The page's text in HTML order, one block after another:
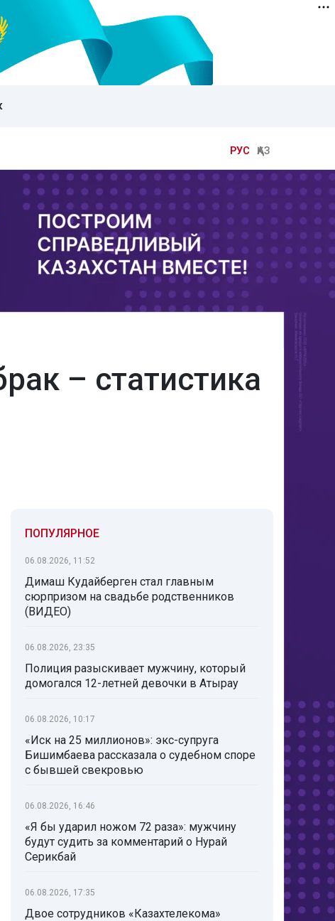
РУС ҚАЗ
– статистика
ПОПУЛЯРНОЕ
06.08.2026, 11:52
Димаш Кудайберген стал главным
сюрпризом на свадьбе родственников
(ВИДЕО)
06.08.2026, 23:35
Полиция разыскивает мужчину, который
домогался 12-летней девочки в Атырау
06.08.2026, 10:17
«Иск на 25 миллионов»: экс-супруга
Бишимбаева рассказала о судебном споре
с бывшей свекровью
06.08.2026, 16:46
«Я бы ударил ножом 72 раза»: мужчину
будут судить за комментарий о Нурай
Серикбай
06.08.2026, 17:35
Двое сотрудников «Казахтелекома»